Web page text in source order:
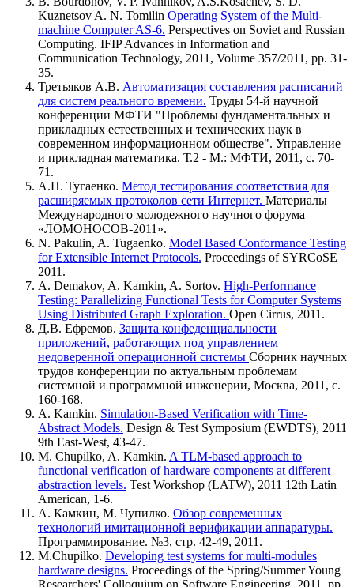
Kuznetsov A. N. Tomilin Operating System of the Multi-
machine Computer AS-6. Perspectives on Soviet and Russian
Computing. IFIP Advances in Information and
Communication Technology, 2011, Volume 357/2011, pp. 31-
35.
Третьяков А.В. Автоматизация составления расписаний
для систем реального времени. Труды 54-й научной
конференции МФТИ "Проблемы фундаментальных и
прикладных естественных и технических наук в
современном информационном обществе". Управление
и прикладная математика. Т.2 - М.: МФТИ, 2011, с. 70-
71.
А.Н. Тугаенко. Метод тестирования соответствия для
расширяемых протоколов сети Интернет. Материалы
Международного молодежного научного форума
«ЛОМОНОСОВ-2011».
N. Pakulin, A. Tugaenko. Model Based Conformance Testing
for Extensible Internet Protocols. Proceedings of SYRCoSE
2011.
A. Demakov, A. Kamkin, A. Sortov. High-Performance
Testing: Parallelizing Functional Tests for Computer Systems
Using Distributed Graph Exploration. Open Cirrus, 2011.
Д.В. Ефремов. Защита конфеденциальности
приложений, работающих под управлением
недоверенной операционной системы Сборник научных
трудов конференции по актуальным проблемам
системной и программной инженерии, Москва, 2011, с.
160-168.
A. Kamkin. Simulation-Based Verification with Time-
Abstract Models. Design & Test Symposium (EWDTS), 2011
9th East-West, 43-47.
M. Chupilko, A. Kamkin. A TLM-based approach to
functional verification of hardware components at different
abstraction levels. Test Workshop (LATW), 2011 12th Latin
American, 1-6.
А. Камкин, М. Чупилко. Обзор современных
технологий имитационной верификации аппаратуры.
Программирование. №3, стр. 42-49, 2011.
M.Chupilko. Developing test systems for multi-modules
hardware designs. Proceedings of the Spring/Summer Young
Researchers' Colloquium on Software Engineering, 2011, pp.